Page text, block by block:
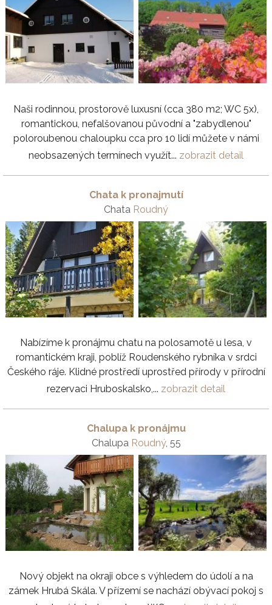
Naši rodinnou, prostorově luxusní (cca 380 m2; WC 5x),
romantickou, nefalšovanou původní a "zabydlenou"
poloroubenou chaloupku cca pro 10 lidí můžete v námi
neobsazených termínech využít... zobrazit detail
Chata k pronajmutí
Chata Roudný
Nabízíme k pronájmu chatu na polosamotě u lesa, v
romantickém kraji, poblíž Roudenského rybníka v srdci
Českého ráje. Klidné prostředí uprostřed přírody v přírodní
rezervaci Hruboskalsko,... zobrazit detail
Chalupa k pronájmu
Chalupa Roudný, 55
Nový objekt na okraji obce s výhledem do údolí a na
zámek Hrubá Skála. V přízemí se nachází obývací pokoj s